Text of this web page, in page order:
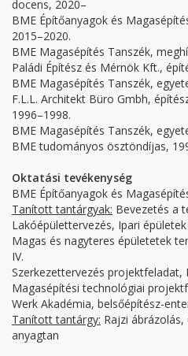
docens, 2020–
BME Építőanyagok és
2015–2020.
BME Magasépítés Tanszék,
Paládi Építész és Mérnök Kft.,
BME Magasépítés Tanszék,
F.L.L. Architekt Büro Gmbh,
1996–1998.
BME Magasépítés Tanszék,
BME tudományos ösztöndíjas,
Oktatási tevékenység
BME Építőanyagok és
Tanított tantárgyak: Bevezetés a
Lakóépülettervezés, Ipari
Magas és nagyteres épületetek
IV.
Szerkezettervezés
Magasépítési technológiai
Werk Akadémia, belsőépítész-
Tanított tantárgy: Rajzi
anyagtan